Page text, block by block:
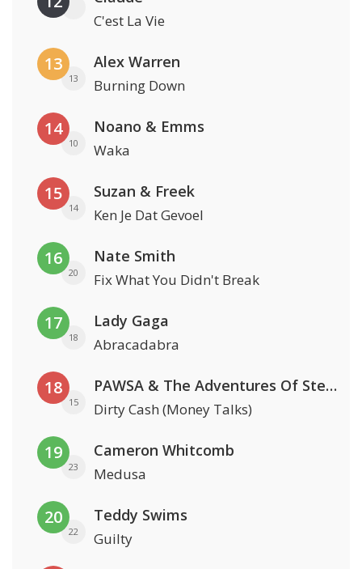
C'est La Vie
13
13
Alex Warren
Burning Down
14
10
Noano & Emms
Waka
15
14
Suzan & Freek
Ken Je Dat Gevoel
16
20
Nate Smith
Fix What You Didn't Break
17
18
Lady Gaga
Abracadabra
18
15
PAWSA & The Adventures Of Stevie V
Dirty Cash (Money Talks)
19
23
Cameron Whitcomb
Medusa
20
22
Teddy Swims
Guilty